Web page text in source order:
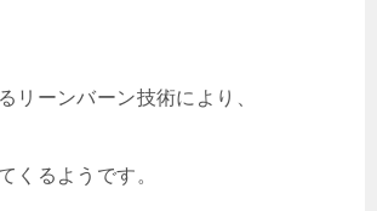
リーンバーン技術により、
くるようです。